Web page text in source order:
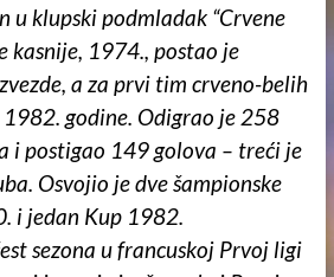
u klupski podmladak “Crvene
kasnije, 1974., postao je
a za prvi tim crveno-belih
1982. godine. Odigrao je 258
i postigao 149 golova – treći je
Osvojio je dve šampionske
i jedan Kup 1982.
sezona u francuskoj Prvoj ligi